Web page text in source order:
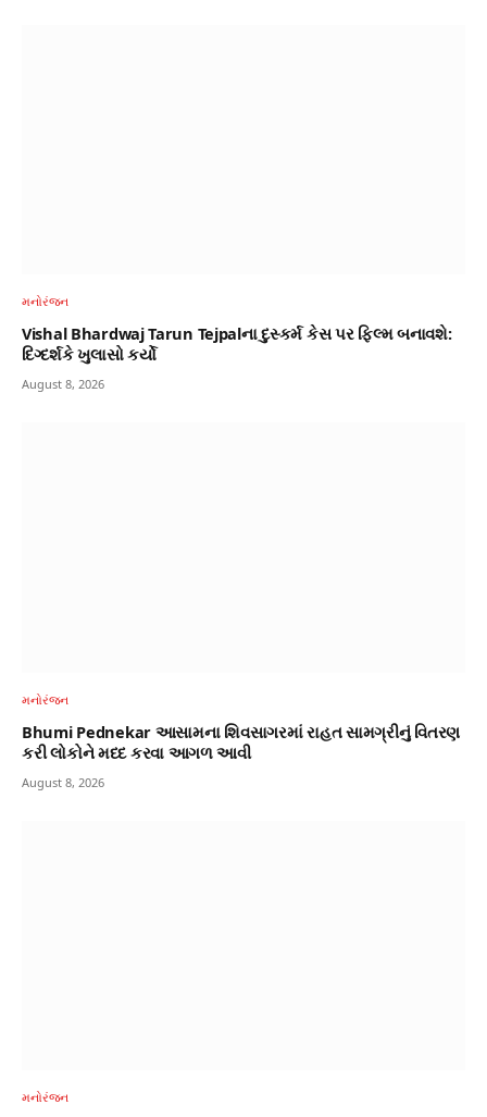
મનોરંજન
Vishal Bhardwaj Tarun Tejpalના દુસ્કર્મ કેસ પર ફિલ્મ બનાવશે:
દિગ્દર્શકે ખુલાસો કર્યો
August 8, 2026
મનોરંજન
Bhumi Pednekar આસામના શિવસાગરમાં રાહત સામગ્રીનું વિતરણ
કરી લોકોને મદદ કરવા આગળ આવી
August 8, 2026
મનોરંજન